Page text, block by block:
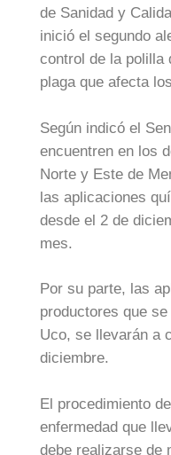
de Sanidad y
inició el segundo
control de la polilla
plaga que afecta
Según indicó el
encuentren en los
Norte y Este de
las aplicaciones
desde el 2 de
mes.
Por su parte, las
productores que
Uco, se llevarán a
diciembre.
El procedimiento
enfermedad que
debe realizarse de